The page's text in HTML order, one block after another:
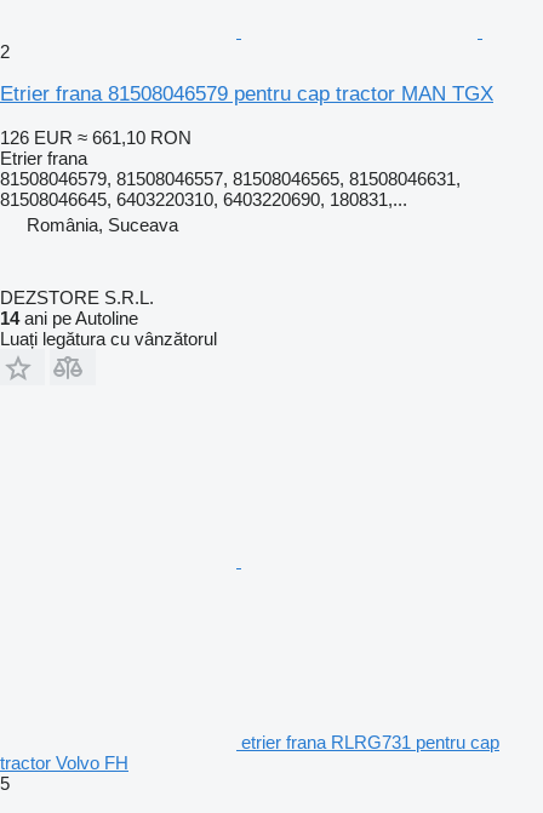
2
Etrier frana 81508046579 pentru cap tractor MAN TGX
126 EUR ≈ 661,10 RON
Etrier frana
81508046579, 81508046557, 81508046565, 81508046631,
81508046645, 6403220310, 6403220690, 180831,...
România, Suceava
DEZSTORE S.R.L.
14ani pe Autoline
Luați legătura cu vânzătorul
etrier frana RLRG731 pentru cap
tractor Volvo FH
5